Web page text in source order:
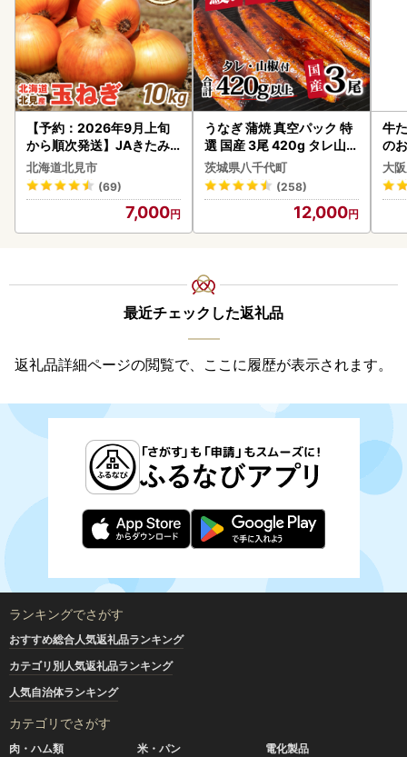
【予約：2026年9月上旬
から順次発送】JAきたみ
らい産 玉ねぎ Lサイズ 10k
g ( タマネギ たまねぎ 野菜
)【210-0003-2026】
北海道北見市
(69)
7,000
うなぎ 蒲焼 真空パック 特
選 国産 3尾 420g タレ山椒
付き うな重 ひつまぶし 訳
あり 茨城 ウナギ 鰻 個包装
人気 美味しい 小分け 八千
茨城県八千代町
(258)
12,000
牛
の
大
最近チェックした返礼品
返礼品詳細ページの閲覧で、ここに履歴が表示されます。
ランキングでさがす
おすすめ総合人気返礼品ランキング
カテゴリ別人気返礼品ランキング
人気自治体ランキング
カテゴリでさがす
肉・ハム類 米・パン
電化製品